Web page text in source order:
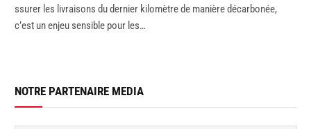
ssurer les livraisons du dernier kilomètre de manière décarbonée,
c’est un enjeu sensible pour les…
NOTRE PARTENAIRE MEDIA